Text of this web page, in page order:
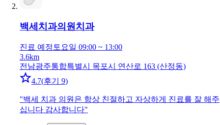
백세치과의원 치과
진료 예정 토요일 09:00 ~ 13:00
3.6km
전남광주통합특별시 목포시 연산로 163 (산정동)
4.7(후기 9)
"백세 치과 의원은 항상 친절하고 자상하게 진료를 잘 해주
십니다 감사합니다"